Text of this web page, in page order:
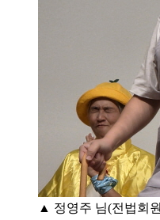
▲ 정영주 님(전법회